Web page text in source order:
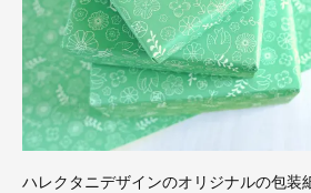
ハレクタニデザインのオリジナルの包装